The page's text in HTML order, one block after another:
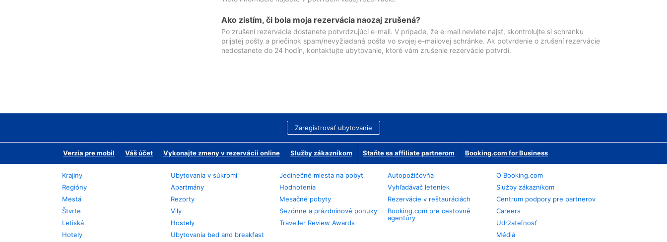
Ako zistím, či bola moja rezervácia naozaj zrušená?
Po zrušení rezervácie dostanete potvrdzujúci e-mail. V prípade, že e-mail neviete nájsť, skontrolujte si schránku
prijatej pošty a priečinok spam/nevyžiadaná pošta vo svojej e-mailovej schránke. Ak potvrdenie o zrušení rezervácie
nedostanete do 24 hodín, kontaktujte ubytovanie, ktoré vám zrušenie rezervácie potvrdí.
Zaregistrovať ubytovanie
Verzia pre mobil Váš účet Vykonajte zmeny v rezervácii online Služby zákazníkom Staňte sa affiliate partnerom Booking.com for Business
Krajiny
Regióny
Mestá
Štvrte
Letiská
Hotely
Ubytovania v súkromí
Apartmány
Rezorty
Vily
Hostely
Ubytovania bed and breakfast
Jedinečné miesta na pobyt
Hodnotenia
Mesačné pobyty
Sezónne a prázdninové ponuky
Traveller Review Awards
Autopožičovňa
Vyhľadávač leteniek
Rezervácie v reštauráciách
Booking.com pre cestovné
agentúry
O Booking.com
Služby zákazníkom
Centrum podpory pre partnerov
Careers
Udržateľnosť
Médiá